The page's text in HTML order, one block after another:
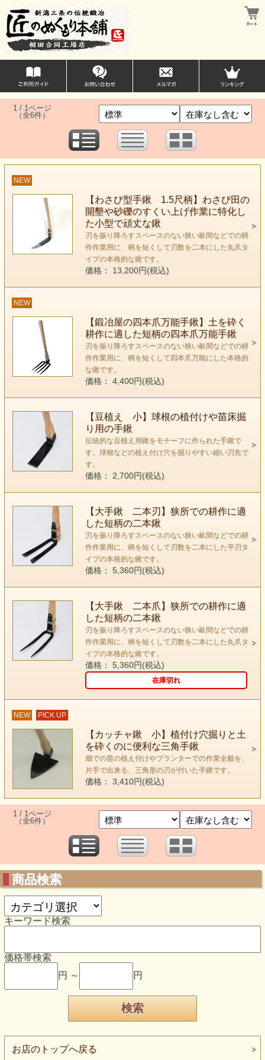
1 / 1ページ
（全6件）
NEW
【わさび型手鍬 1.5尺柄】わさび田の
開墾や砂礫のすくい上げ作業に特化し
た小型で頑丈な鍬
刃を振り降ろすスペースのない狭い畝間などでの耕
作作業用に、柄を短くして刃数を二本にした丸爪タ
イプの本格的な鍬です。
価格： 13,200円(税込)
NEW
【鍛冶屋の四本爪万能手鍬】土を砕く
耕作に適した短柄の四本爪万能手鍬
刃を振り降ろすスペースのない狭い畝間などでの耕
作作業用に、柄を短くして四本爪万能にした本格的
な鍬です。
価格： 4,400円(税込)
【豆植え 小】球根の植付けや苗床掘
り用の手鍬
伝統的な豆植え用鍬をモチーフに作られた手鍬で
す。球根などの植え付け穴を掘りやすい細い刃先で
す。
価格： 2,700円(税込)
【大手鍬 二本刃】狭所での耕作に適
した短柄の二本鍬
刃を振り降ろすスペースのない狭い畝間などでの耕
作作業用に、柄を短くして刃数を二本にした平刃タ
イプの本格的な鍬です。
価格： 5,360円(税込)
【大手鍬 二本爪】狭所での耕作に適
した短柄の二本鍬
刃を振り降ろすスペースのない狭い畝間などでの耕
作作業用に、柄を短くして刃数を二本にした丸爪タ
イプの本格的な鍬です。
価格： 5,360円(税込)
在庫切れ
NEW PICK UP
【カッチャ鍬 小】植付け穴掘りと土
を砕くのに便利な三角手鍬
畑での苗の植え付けやプランターでの作業全般を、
片手で出来る、三角形の刃が付いた手鍬です。
価格： 3,410円(税込)
1 / 1ページ
（全6件）
商品検索
キーワード検索
価格帯検索
円 ～
円
お店のトップへ戻る